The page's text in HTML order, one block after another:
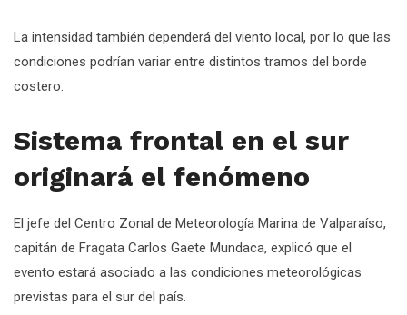
La intensidad también dependerá del viento local, por lo que las
condiciones podrían variar entre distintos tramos del borde
costero.
Sistema frontal en el sur
originará el fenómeno
El jefe del Centro Zonal de Meteorología Marina de Valparaíso,
capitán de Fragata Carlos Gaete Mundaca, explicó que el
evento estará asociado a las condiciones meteorológicas
previstas para el sur del país.